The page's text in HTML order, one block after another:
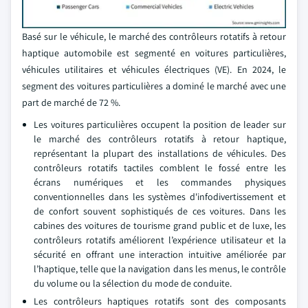
Basé sur le véhicule, le marché des contrôleurs rotatifs à retour
haptique automobile est segmenté en voitures particulières,
véhicules utilitaires et véhicules électriques (VE). En 2024, le
segment des voitures particulières a dominé le marché avec une
part de marché de 72 %.
Les voitures particulières occupent la position de leader sur
le marché des contrôleurs rotatifs à retour haptique,
représentant la plupart des installations de véhicules. Des
contrôleurs rotatifs tactiles comblent le fossé entre les
écrans numériques et les commandes physiques
conventionnelles dans les systèmes d'infodivertissement et
de confort souvent sophistiqués de ces voitures. Dans les
cabines des voitures de tourisme grand public et de luxe, les
contrôleurs rotatifs améliorent l’expérience utilisateur et la
sécurité en offrant une interaction intuitive améliorée par
l’haptique, telle que la navigation dans les menus, le contrôle
du volume ou la sélection du mode de conduite.
Les contrôleurs haptiques rotatifs sont des composants